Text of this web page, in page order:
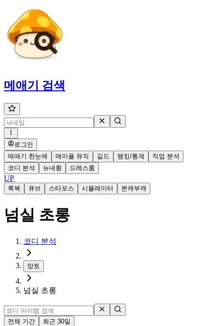
메애기 검색
로그인
메애기 한눈에
메이플 뮤직 길드 랭킹/통계
직업 분석
코디 분석
뉴녜힁 드레스룸
UP
룩북 큐브 스타포스 시뮬레이터 본캐부캐
넘실 초롱
코디 분석
망토
넘실 초롱
전체 기간
최근 30일